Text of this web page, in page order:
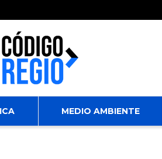
MEDIO AMBIENTE